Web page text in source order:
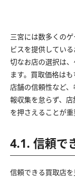
三宮には数多くの
ビスを提供してい
切なお店の選択は
ます。買取価格は
店舗の信頼性など
報収集を怠らず、
を押さえることが重
4.1. 信頼で
信頼できる買取店